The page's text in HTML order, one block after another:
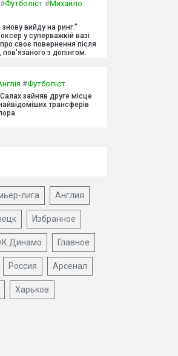
#Футболіст #Михайло
знову вийду на ринг."
у суперважкій вазі
своє повернення після
з допінгом.
#Футболіст
зайняв друге місце
трансферів
лига Англия
Избранное
Динамо Главное
Россия Арсенал
Харьков